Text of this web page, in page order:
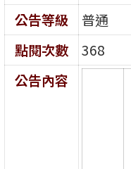
公告等級
普通
點閱次數
368
公告內容